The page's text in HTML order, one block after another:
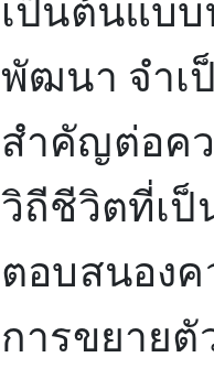
เป็นต้นแบ
พัฒนา จำเ
สำคัญต่อค
วิถีชีวิตที่เป็
ตอบสนองค
การขยาย